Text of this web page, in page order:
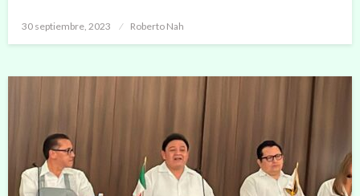
Publicado
30 septiembre, 2023 Roberto Nah